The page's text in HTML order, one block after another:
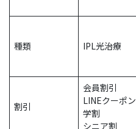
種類 IPL光治療
割引
会員割引
LINEクーポン
学割
シニア割